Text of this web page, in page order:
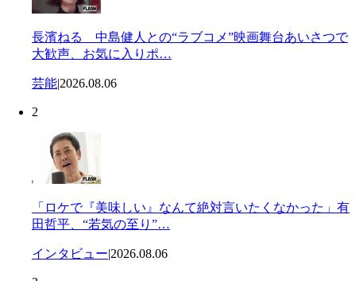
長濱ねる 中島健人との“ラブコメ”映画舞台あいさつで
大歓声、お気に入りポ…
芸能|2026.08.06
2
「ロケで『美味しい』なんて絶対言いたくなかった」有
田哲平、“若気の至り”…
インタビュー|2026.08.06